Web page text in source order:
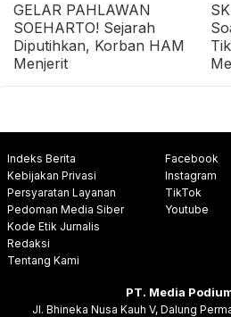
GELAR PAHLAWAN
SOEHARTO! Sejarah
Diputihkan, Korban HAM
Menjerit
Indeks Berita
Kebijakan Privasi
Persyaratan Layanan
Pedoman Media Siber
Kode Etik Jurnalis
Redaksi
Tentang Kami
Facebook
Instagram
TikTok
Youtube
PT. Media
Jl. Bhineka Nusa Kauh V, Dalung